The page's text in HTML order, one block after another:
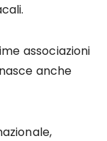
associazioni
anche